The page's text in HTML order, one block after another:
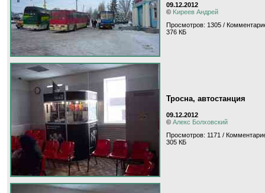
09.12.2012
© Kиpeeв Aндpeй
Просмотров: 1305 /
376 КБ
Тросна, автостанция
09.12.2012
© Алекс Болховский
Просмотров: 1171 /
305 КБ